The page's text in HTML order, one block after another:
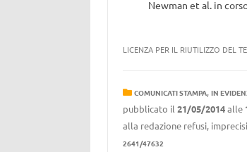
Newman et al. in
LICENZA PER IL RIUTILIZZO DEL
COMUNICATI STAMPA, IN
pubblicato il 21/05/2014alle
alla redazione refusi,
2641/47632